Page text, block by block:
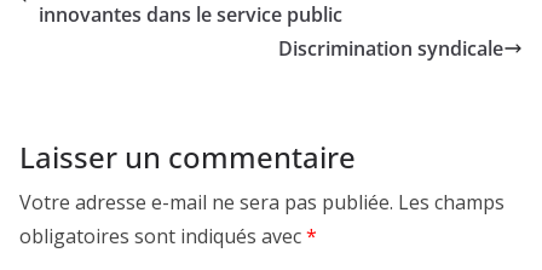
innovantes dans le service public
Discrimination syndicale
Laisser un commentaire
Votre adresse e-mail ne sera pas publiée. Les champs
obligatoires sont indiqués avec*